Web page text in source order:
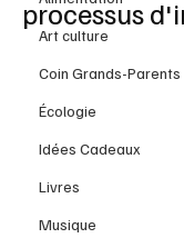
Art culture
Coin Grands-Parents
Écologie
Idées Cadeaux
Livres
Musique
processus